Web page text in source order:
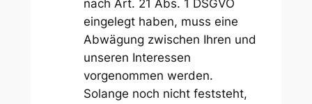
nach Art. 21 Abs. 1 DSGVO
eingelegt haben, muss eine
Abwägung zwischen Ihren und
unseren Interessen
vorgenommen werden.
Solange noch nicht feststeht,